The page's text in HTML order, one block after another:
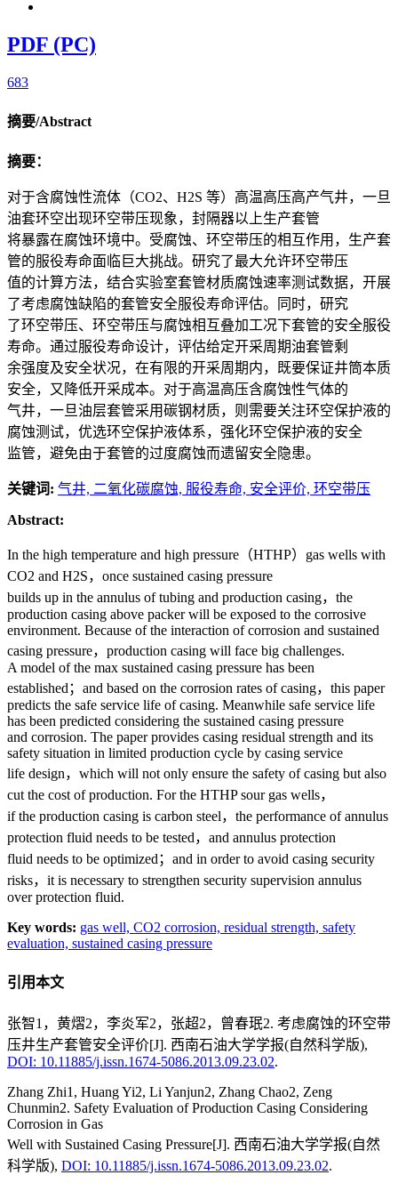
PDF (PC)
683
摘要/Abstract
摘要：
对于含腐蚀性流体（CO2、H2S 等）高温高压高产气井，一旦
油套环空出现环空带压现象，封隔器以上生产套管
将暴露在腐蚀环境中。受腐蚀、环空带压的相互作用，生产套
管的服役寿命面临巨大挑战。研究了最大允许环空带压
值的计算方法，结合实验室套管材质腐蚀速率测试数据，开展
了考虑腐蚀缺陷的套管安全服役寿命评估。同时，研究
了环空带压、环空带压与腐蚀相互叠加工况下套管的安全服役
寿命。通过服役寿命设计，评估给定开采周期油套管剩
余强度及安全状况，在有限的开采周期内，既要保证井筒本质
安全，又降低开采成本。对于高温高压含腐蚀性气体的
气井，一旦油层套管采用碳钢材质，则需要关注环空保护液的
腐蚀测试，优选环空保护液体系，强化环空保护液的安全
监管，避免由于套管的过度腐蚀而遗留安全隐患。
关键词: 气井, 二氧化碳腐蚀, 服役寿命, 安全评价, 环空带压
Abstract:
In the high temperature and high pressure（HTHP）gas wells with
CO2 and H2S，once sustained casing pressure
builds up in the annulus of tubing and production casing，the
production casing above packer will be exposed to the corrosive
environment. Because of the interaction of corrosion and sustained
casing pressure，production casing will face big challenges.
A model of the max sustained casing pressure has been
established；and based on the corrosion rates of casing，this paper
predicts the safe service life of casing. Meanwhile safe service life
has been predicted considering the sustained casing pressure
and corrosion. The paper provides casing residual strength and its
safety situation in limited production cycle by casing service
life design，which will not only ensure the safety of casing but also
cut the cost of production. For the HTHP sour gas wells，
if the production casing is carbon steel，the performance of annulus
protection fluid needs to be tested，and annulus protection
fluid needs to be optimized；and in order to avoid casing security
risks，it is necessary to strengthen security supervision annulus
over protection fluid.
Key words: gas well, CO2 corrosion, residual strength, safety
evaluation, sustained casing pressure
引用本文
张智1，黄熠2，李炎军2，张超2，曾春珉2. 考虑腐蚀的环空带
压井生产套管安全评价[J]. 西南石油大学学报(自然科学版),
DOI: 10.11885/j.issn.1674-5086.2013.09.23.02.
Zhang Zhi1, Huang Yi2, Li Yanjun2, Zhang Chao2, Zeng
Chunmin2. Safety Evaluation of Production Casing Considering
Corrosion in Gas
Well with Sustained Casing Pressure[J]. 西南石油大学学报(自然
科学版), DOI: 10.11885/j.issn.1674-5086.2013.09.23.02.